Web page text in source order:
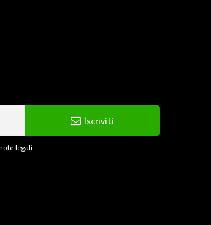
Iscriviti
legali.